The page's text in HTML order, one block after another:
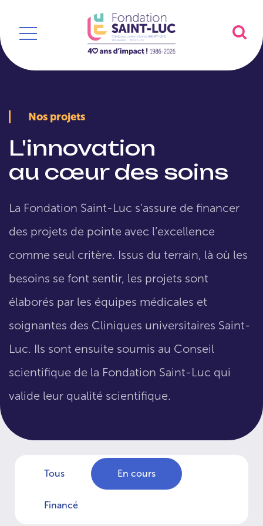
Nos projets
L'innovation
au cœur des soins
La Fondation Saint-Luc s’assure de financer
des projets de pointe avec l’excellence
comme seul critère. Issus du terrain, là où les
besoins se font sentir, les projets sont
élaborés par les équipes médicales et
soignantes des Cliniques universitaires Saint-
Luc. Ils sont ensuite soumis au Conseil
scientifique de la Fondation Saint-Luc qui
valide leur qualité scientifique.
Tous En cours
Financé